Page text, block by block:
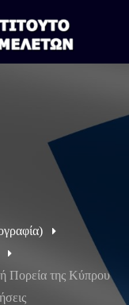
Πορεία της Κύπρου